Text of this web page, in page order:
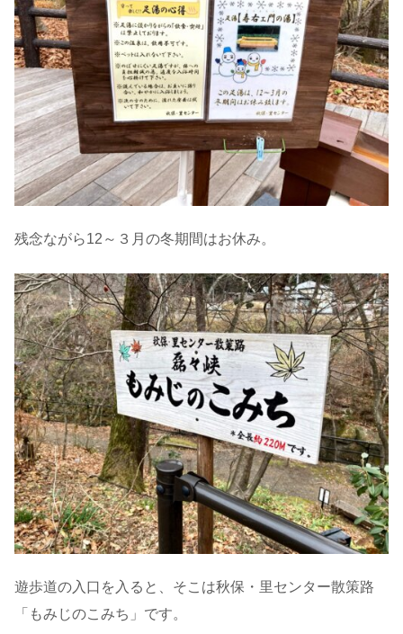
残念ながら12～３月の冬期間はお休み。
遊歩道の入口を入ると、そこは秋保・里センター散策路
「もみじのこみち」です。